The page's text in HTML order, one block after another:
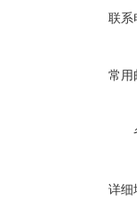
联系
常用
详细